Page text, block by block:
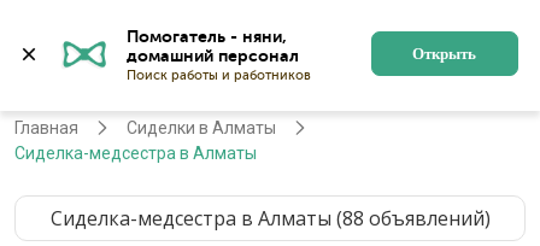
Помогатель - няни,
Поиск работы и работников
Открыть
Алматы Регистрация
Главная
Сиделки в Алматы
Сиделка-медсестра в Алматы
Сиделка-медсестра в Алматы (88 объявлений)